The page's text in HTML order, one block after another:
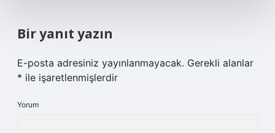
Bir yanıt yazın
E-posta adresiniz yayınlanmayacak. Gerekli alanlar
* ile işaretlenmişlerdir
Yorum